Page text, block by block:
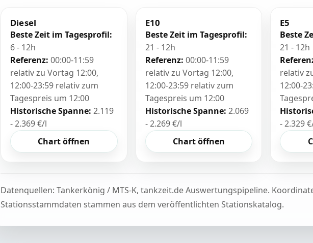
Diesel
Beste Zeit im Tagesprofil:
6 - 12h
Referenz: 00:00-11:59
relativ zu Vortag 12:00,
12:00-23:59 relativ zum
Tagespreis um 12:00
Historische Spanne: 2.119
- 2.369 €/l
Chart öffnen
E10
Beste Zeit im Tagesprofil:
21 - 12h
Referenz: 00:00-11:59
relativ zu Vortag 12:00,
12:00-23:59 relativ zum
Tagespreis um 12:00
Historische Spanne: 2.069
- 2.269 €/l
Chart öffnen
E5
Beste
21 - 12h
relativ
12:00-
- 2.329
Datenquellen: Tankerkönig / MTS-K, tankzeit.de Auswertungspipeline.
Stationsstammdaten stammen aus dem veröffentlichten Stationskatalog.